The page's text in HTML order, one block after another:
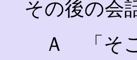
その後の会
Ａ 「そ